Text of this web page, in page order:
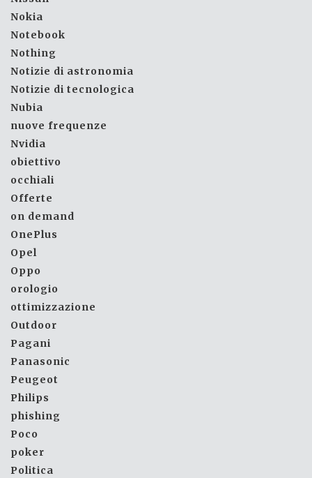
Nokia
Notebook
Nothing
Notizie di astronomia
Notizie di tecnologica
Nubia
nuove frequenze
Nvidia
obiettivo
occhiali
Offerte
on demand
OnePlus
Opel
Oppo
orologio
ottimizzazione
Outdoor
Pagani
Panasonic
Peugeot
Philips
phishing
Poco
poker
Politica